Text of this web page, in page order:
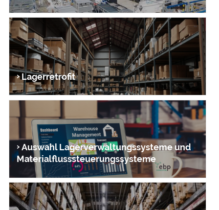
Lagerretrofit
Auswahl Lager­verwaltungs­systeme und
Material­fluss­steuerungs­systeme